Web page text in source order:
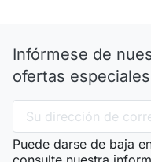
Infórmese de
ofertas especiales
Puede darse de baja